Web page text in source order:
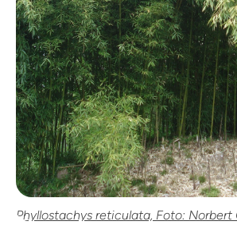
Phyllostachys reticulata, Foto: Norbert